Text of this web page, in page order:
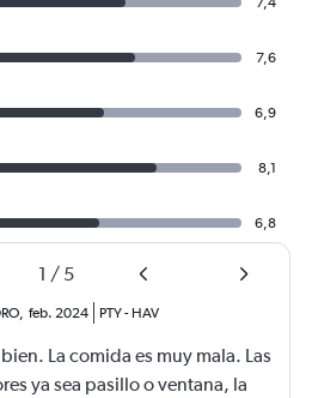
7,6
6,9
8,1
6,8
1 / 5
, feb. 2024 PTY- HAV
La comida es muy mala. Las
ya sea pasillo o ventana, la